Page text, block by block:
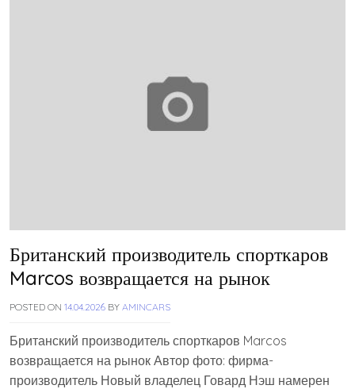
Британский производитель спорткаров
Marcos возвращается на рынок
POSTED ON 14.04.2026 BY AMINCARS
Британский производитель спорткаров Marcos
возвращается на рынок Автор фото: фирма-
производитель Новый владелец Говард Нэш намерен